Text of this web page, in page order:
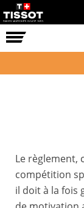
Le règlement,
compétition
il doit à la fois